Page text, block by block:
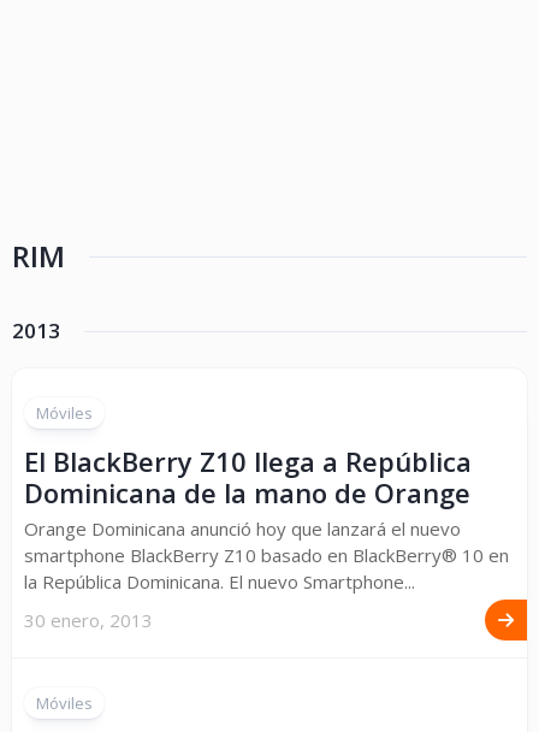
RIM
2013
Móviles
El BlackBerry Z10 llega a República
Dominicana de la mano de Orange
Orange Dominicana anunció hoy que lanzará el nuevo
smartphone BlackBerry Z10 basado en BlackBerry® 10 en
la República Dominicana. El nuevo Smartphone...
30 enero, 2013
Móviles